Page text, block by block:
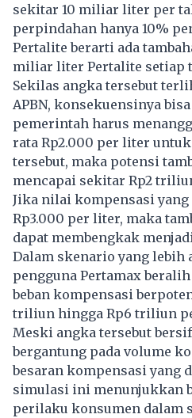
sekitar 10 miliar liter per
perpindahan hanya 10%
Pertalite berarti ada
miliar liter Pertalite setiap
Sekilas angka tersebut
APBN, konsekuensinya
pemerintah harus
rata Rp2.000 per liter
tersebut, maka potensi
mencapai sekitar Rp2
Jika nilai kompensasi
Rp3.000 per liter, maka
dapat membengkak
Dalam skenario yang lebih
pengguna Pertamaxberalih
beban kompensasi
triliun hingga Rp6 triliun
Meski angka tersebut
bergantung pada volume
besaran kompensasi yang
simulasi ini menunjukkan
perilaku konsumen dalam